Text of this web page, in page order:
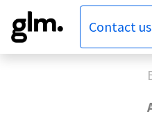
Contact us